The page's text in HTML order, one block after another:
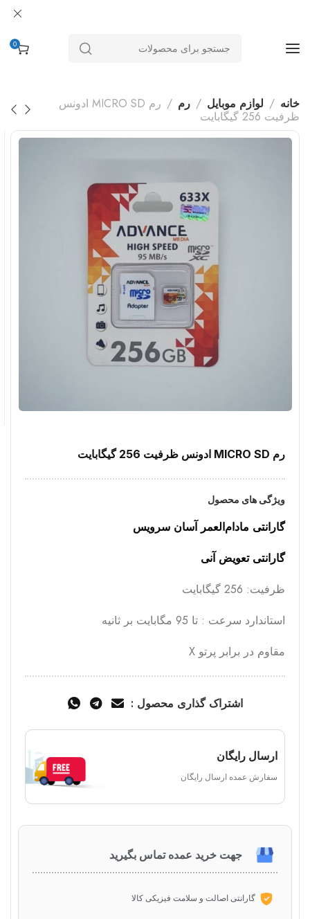
0
خانه لوازم موبایل رم
رم MICRO SD ادونس
ظرفیت 256 گیگابایت
رم MICRO SD ادونس ظرفیت 256 گیگابایت
ویژگی های محصول
گارانتی مادام‌العمر آسان سرویس
گارانتی تعویض آنی
ظرفیت: 256 گیگابایت
استاندارد سرعت : تا 95 مگابایت بر ثانیه
مقاوم در برابر پرتو X
اشتراک گذاری محصول :
ارسال رایگان
سفارش عمده ارسال رایگان
جهت خرید عمده تماس بگیرید
گارانتی اصالت و سلامت فیزیکی کالا